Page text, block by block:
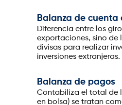
Balanza de
Diferencia entre los
exportaciones, sino de
divisas para realizar
inversiones extranjeras.
Balanza de pagos
Contabiliza el total de
en bolsa) se tratan